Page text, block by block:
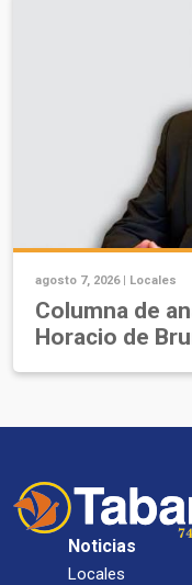
agosto 7, 2026 | Locales
Columna de
Horacio de
Noticias
Locales